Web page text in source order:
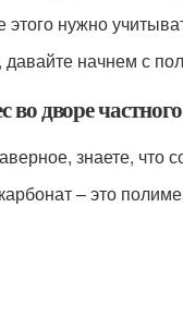
этого нужно
давайте начнем с
во дворе
знаете, что
– это